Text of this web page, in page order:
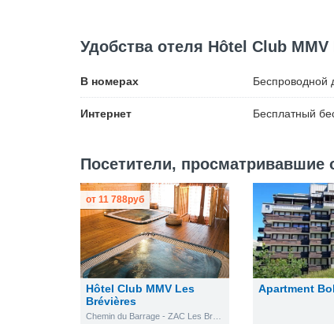
Удобства отеля Hôtel Club
В номерах Беспроводной
Интернет Бесплатный
Посетители, просматривавшие
Hôtel Club MMV Les
Brévières
от 11 788руб
Apartment